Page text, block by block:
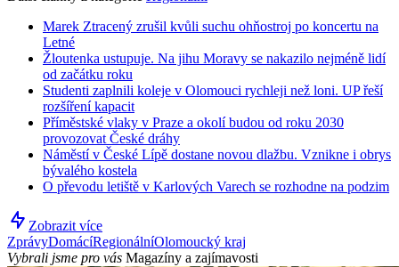
Marek Ztracený zrušil kvůli suchu ohňostroj po koncertu na
Letné
Žloutenka ustupuje. Na jihu Moravy se nakazilo nejméně lidí
od začátku roku
Studenti zaplnili koleje v Olomouci rychleji než loni. UP řeší
rozšíření kapacit
Příměstské vlaky v Praze a okolí budou od roku 2030
provozovat České dráhy
Náměstí v České Lípě dostane novou dlažbu. Vznikne i obrys
bývalého kostela
O převodu letiště v Karlových Varech se rozhodne na podzim
Zobrazit více
ZprávyDomácíRegionálníOlomoucký kraj
Vybrali jsme pro vás Magazíny a zajímavosti